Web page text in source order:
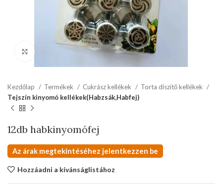
kattints a kinagyításhoz
Kezdőlap Termékek Cukrász kellékek
Torta díszítő kellékek
Tejszín kinyomó kellékek(Habzsák,Habfej)
12db habkinyomófej
Az árak megtekintéséhez jelentkezzen be
Hozzáadni a kívánságlistához